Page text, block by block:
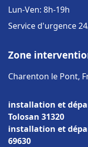
Lun-Ven: 8h-19h
Service d'urgence
Zone
Charenton le Pont,
installation et
Tolosan 31320
installation et
69630